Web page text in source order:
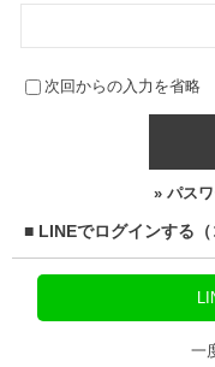
次回からの入力を省略
» パス
■ LINEでログインする（
一